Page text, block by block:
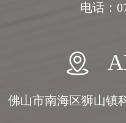
电话：
佛山市南海区狮山镇